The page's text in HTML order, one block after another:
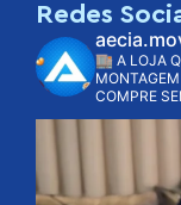
Redes
🏬 A LOJA
MONTAGEM
COMPRE